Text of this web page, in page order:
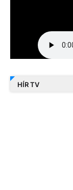
HÍR TV